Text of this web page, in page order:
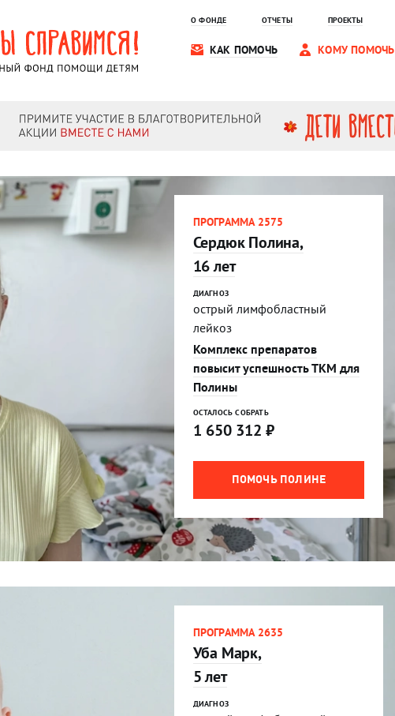
О ФОНДЕ ОТЧЕТЫ ПРОЕКТЫ
КАК ПОМОЧЬ КОМУ ПОМОЧЬ
ПРОГРАММА 2575
Сердюк Полина,
16 лет
ДИАГНОЗ
острый лимфобластный
лейкоз
Комплекс препаратов
повысит успешность ТКМ для
Полины
ОСТАЛОСЬ СОБРАТЬ
1 650 312 ₽
ПОМОЧЬ ПОЛИНЕ
ПРОГРАММА 2635
Уба Марк,
5 лет
ДИАГНОЗ